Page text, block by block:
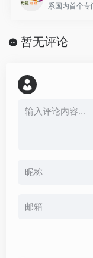
系国内首个
暂无评论